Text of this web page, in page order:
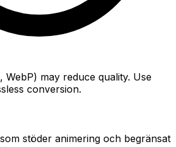
WebP) may reduce quality. Use
conversion.
stöder animering och begränsat